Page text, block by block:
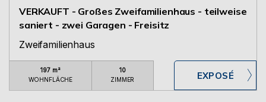
VERKAUFT - Großes Zweifamilienhaus - teilweise
saniert - zwei Garagen - Freisitz
Zweifamilienhaus
197 m²
WOHNFLÄCHE
10
ZIMMER